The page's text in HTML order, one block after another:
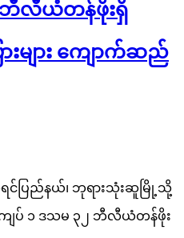
ဘီလီယံတန်ဖိုးရှိ
းများ ကျောက်ဆည်
ရင်ပြည်နယ်၊ ဘုရားသုံးဆူမြို့သို့
ျပ် ၁ ဒသမ ၃၂ ဘီလီယံတန်ဖိုး